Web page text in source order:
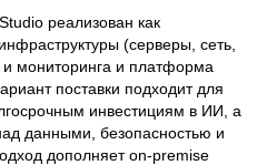
реализован как
(серверы, сеть,
мониторинга и платформа
поставки подходит для
инвестициям в ИИ, а
данными, безопасностью и
дополняет on-premise